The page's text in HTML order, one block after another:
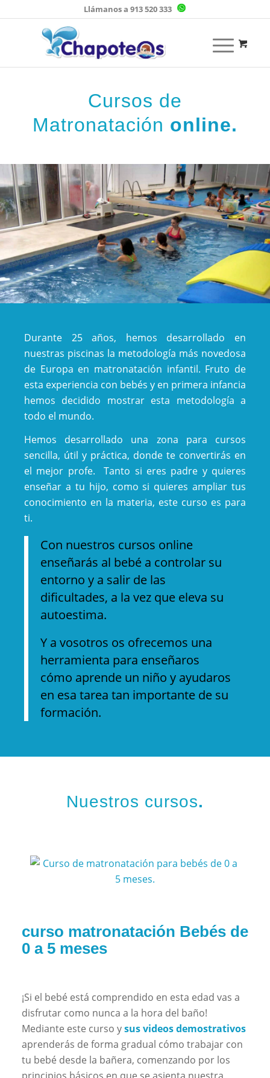
Llámanos a 913 520 333
Cursos de
Matronatación online.
Durante 25 años, hemos desarrollado en
nuestras piscinas la metodología más novedosa
de Europa en matronatación infantil. Fruto de
esta experiencia con bebés y en primera infancia
hemos decidido mostrar esta metodología a
todo el mundo.
Hemos desarrollado una zona para cursos
sencilla, útil y práctica, donde te convertirás en
el mejor profe. Tanto si eres padre y quieres
enseñar a tu hijo, como si quieres ampliar tus
conocimiento en la materia, este curso es para
ti.
Con nuestros cursos online
enseñarás al bebé a controlar su
entorno y a salir de las
dificultades, a la vez que eleva su
autoestima.
Y a vosotros os ofrecemos una
herramienta para enseñaros
cómo aprende un niño y ayudaros
en esa tarea tan importante de su
formación.
Nuestros cursos.
curso matronatación Bebés de
0 a 5 meses
¡Si el bebé está comprendido en esta edad vas a
disfrutar como nunca a la hora del baño!
Mediante este curso ysus videos demostrativos
aprenderás de forma gradual cómo trabajar con
tu bebé desde la bañera, comenzando por los
principios básicos en que se asienta nuestra